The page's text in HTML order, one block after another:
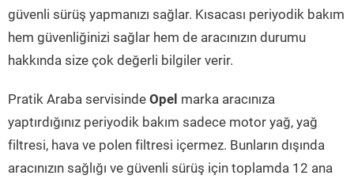
güvenli sürüş yapmanızı sağlar. Kısacası periyodik bakım
hem güvenliğinizi sağlar hem de aracınızın durumu
hakkında size çok değerli bilgiler verir.
Pratik Araba servisinde Opel marka aracınıza
yaptırdığınız periyodik bakım sadece motor yağ, yağ
filtresi, hava ve polen filtresi içermez. Bunların dışında
aracınızın sağlığı ve güvenli sürüş için toplamda 12 ana